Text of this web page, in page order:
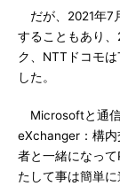
だが、2021年7
することもあり
ク、NTTドコモ
した。
Microsoftと通信
eXchanger：構
者と一緒になっ
たして事は簡単